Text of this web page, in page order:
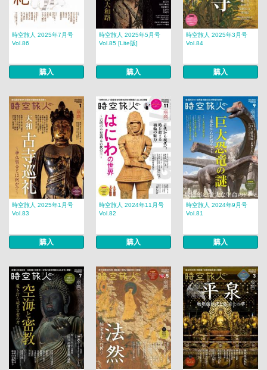
時空旅人 2025年7月号
Vol.86
購入
時空旅人 2025年5月号
Vol.85 [Lite版]
購入
時空旅人 2025年3月号
Vol.84
購入
時空旅人 2025年1月号
Vol.83
購入
時空旅人 2024年11月号
Vol.82
購入
時空旅人 2024年9月号
Vol.81
購入